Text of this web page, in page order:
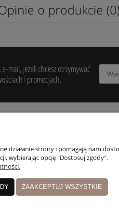
o produkcie (0)
mail, jeżeli chcesz otrzymywać
i promocjach.
Regulaminy
działanie strony i pomagają nam
wybierając opcję "Dostosuj zgody".
ZAAKCEPTUJ WSZYSTKIE